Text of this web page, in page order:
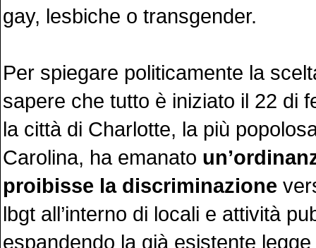
gay, lesbiche o transgender.
Per spiegare politicamente la
sapere che tutto è iniziato il 22 di
la città di Charlotte, la più
Carolina, ha emanato
proibisse la discriminazione
lbgt all’interno di locali e attività
espandendo la già esistente